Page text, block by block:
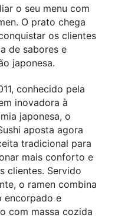
o seu menu com
O prato chega
os clientes
de sabores e
japonesa.
conhecido pela
inovadora à
japonesa, o
aposta agora
tradicional para
mais conforto e
clientes. Servido
o ramen combina
encorpado e
com massa cozida